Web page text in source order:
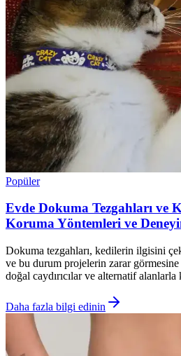
Popüler
Evde Dokuma Tezgahları ve
Koruma Yöntemleri ve
Dokuma tezgahları, kedilerin ilgisini
ve bu durum projelerin zarar
doğal caydırıcılar ve alternatif
Daha fazla bilgi edinin